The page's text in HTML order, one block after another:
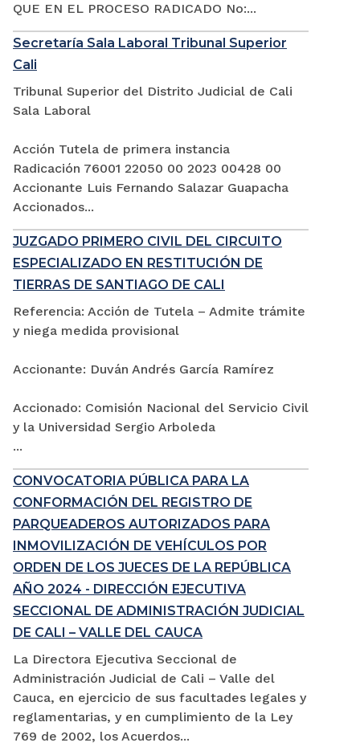
QUE EN EL PROCESO RADICADO No:...
Secretaría Sala Laboral Tribunal Superior
Cali
Tribunal Superior del Distrito Judicial de Cali
Sala Laboral
Acción Tutela de primera instancia
Radicación 76001 22050 00 2023 00428 00
Accionante Luis Fernando Salazar Guapacha
Accionados...
JUZGADO PRIMERO CIVIL DEL CIRCUITO
ESPECIALIZADO EN RESTITUCIÓN DE
TIERRAS DE SANTIAGO DE CALI
Referencia: Acción de Tutela – Admite trámite
y niega medida provisional
Accionante: Duván Andrés García Ramírez
Accionado: Comisión Nacional del Servicio Civil
y la Universidad Sergio Arboleda
...
CONVOCATORIA PÚBLICA PARA LA
CONFORMACIÓN DEL REGISTRO DE
PARQUEADEROS AUTORIZADOS PARA
INMOVILIZACIÓN DE VEHÍCULOS POR
ORDEN DE LOS JUECES DE LA REPÚBLICA
AÑO 2024 - DIRECCIÓN EJECUTIVA
SECCIONAL DE ADMINISTRACIÓN JUDICIAL
DE CALI – VALLE DEL CAUCA
La Directora Ejecutiva Seccional de
Administración Judicial de Cali – Valle del
Cauca, en ejercicio de sus facultades legales y
reglamentarias, y en cumplimiento de la Ley
769 de 2002, los Acuerdos...